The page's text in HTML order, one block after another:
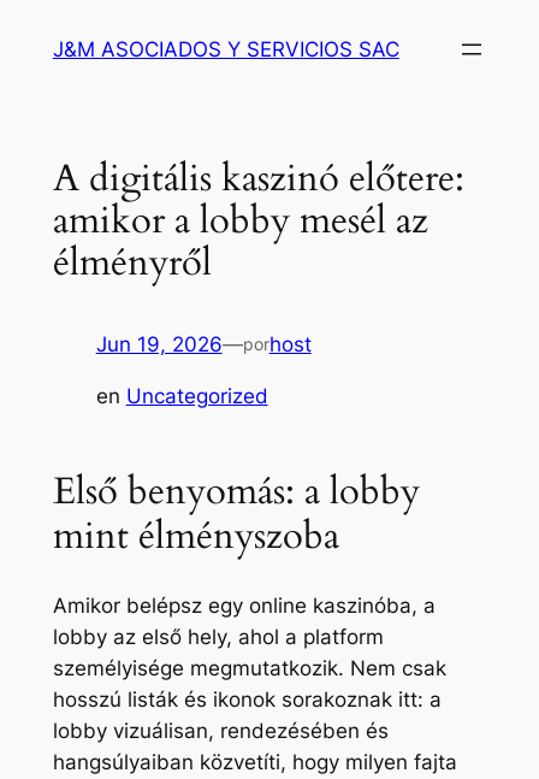
J&M ASOCIADOS Y SERVICIOS SAC
A digitális kaszinó előtere:
amikor a lobby mesél az
élményről
Jun 19, 2026—porhost
en Uncategorized
Első benyomás: a lobby
mint élményszoba
Amikor belépsz egy online kaszinóba, a
lobby az első hely, ahol a platform
személyisége megmutatkozik. Nem csak
hosszú listák és ikonok sorakoznak itt: a
lobby vizuálisan, rendezésében és
hangsúlyaiban közvetíti, hogy milyen fajta